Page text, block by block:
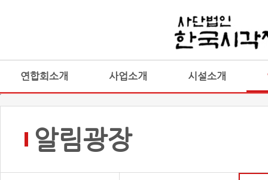
연합회소개 사업소개 시설소개
알림광장